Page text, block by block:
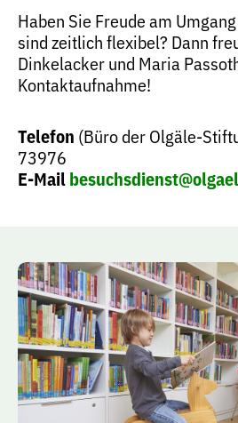
Haben Sie Freude am
sind zeitlich flexibel? Dann
Dinkelacker und Maria
Kontaktaufnahme!
Telefon (Büro der Olgäle-
73976
E-Mail